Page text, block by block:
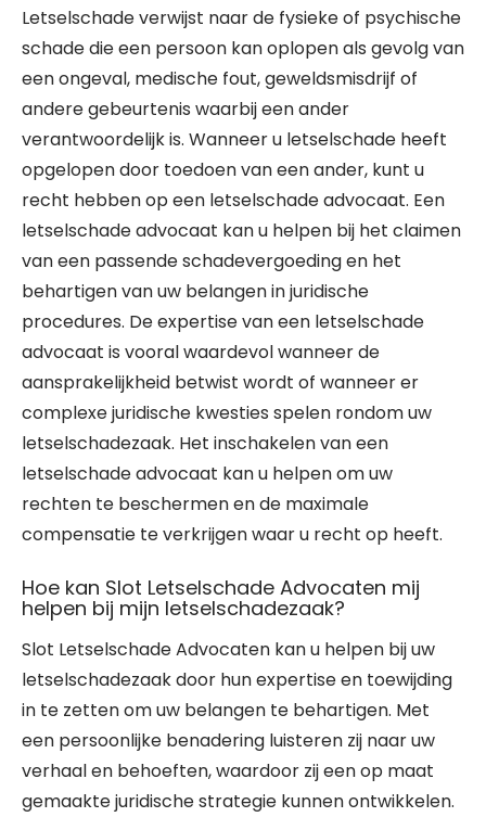
Letselschade verwijst naar de fysieke of psychische
schade die een persoon kan oplopen als gevolg van
een ongeval, medische fout, geweldsmisdrijf of
andere gebeurtenis waarbij een ander
verantwoordelijk is. Wanneer u letselschade heeft
opgelopen door toedoen van een ander, kunt u
recht hebben op een letselschade advocaat. Een
letselschade advocaat kan u helpen bij het claimen
van een passende schadevergoeding en het
behartigen van uw belangen in juridische
procedures. De expertise van een letselschade
advocaat is vooral waardevol wanneer de
aansprakelijkheid betwist wordt of wanneer er
complexe juridische kwesties spelen rondom uw
letselschadezaak. Het inschakelen van een
letselschade advocaat kan u helpen om uw
rechten te beschermen en de maximale
compensatie te verkrijgen waar u recht op heeft.
Hoe kan Slot Letselschade Advocaten mij
helpen bij mijn letselschadezaak?
Slot Letselschade Advocaten kan u helpen bij uw
letselschadezaak door hun expertise en toewijding
in te zetten om uw belangen te behartigen. Met
een persoonlijke benadering luisteren zij naar uw
verhaal en behoeften, waardoor zij een op maat
gemaakte juridische strategie kunnen ontwikkelen.